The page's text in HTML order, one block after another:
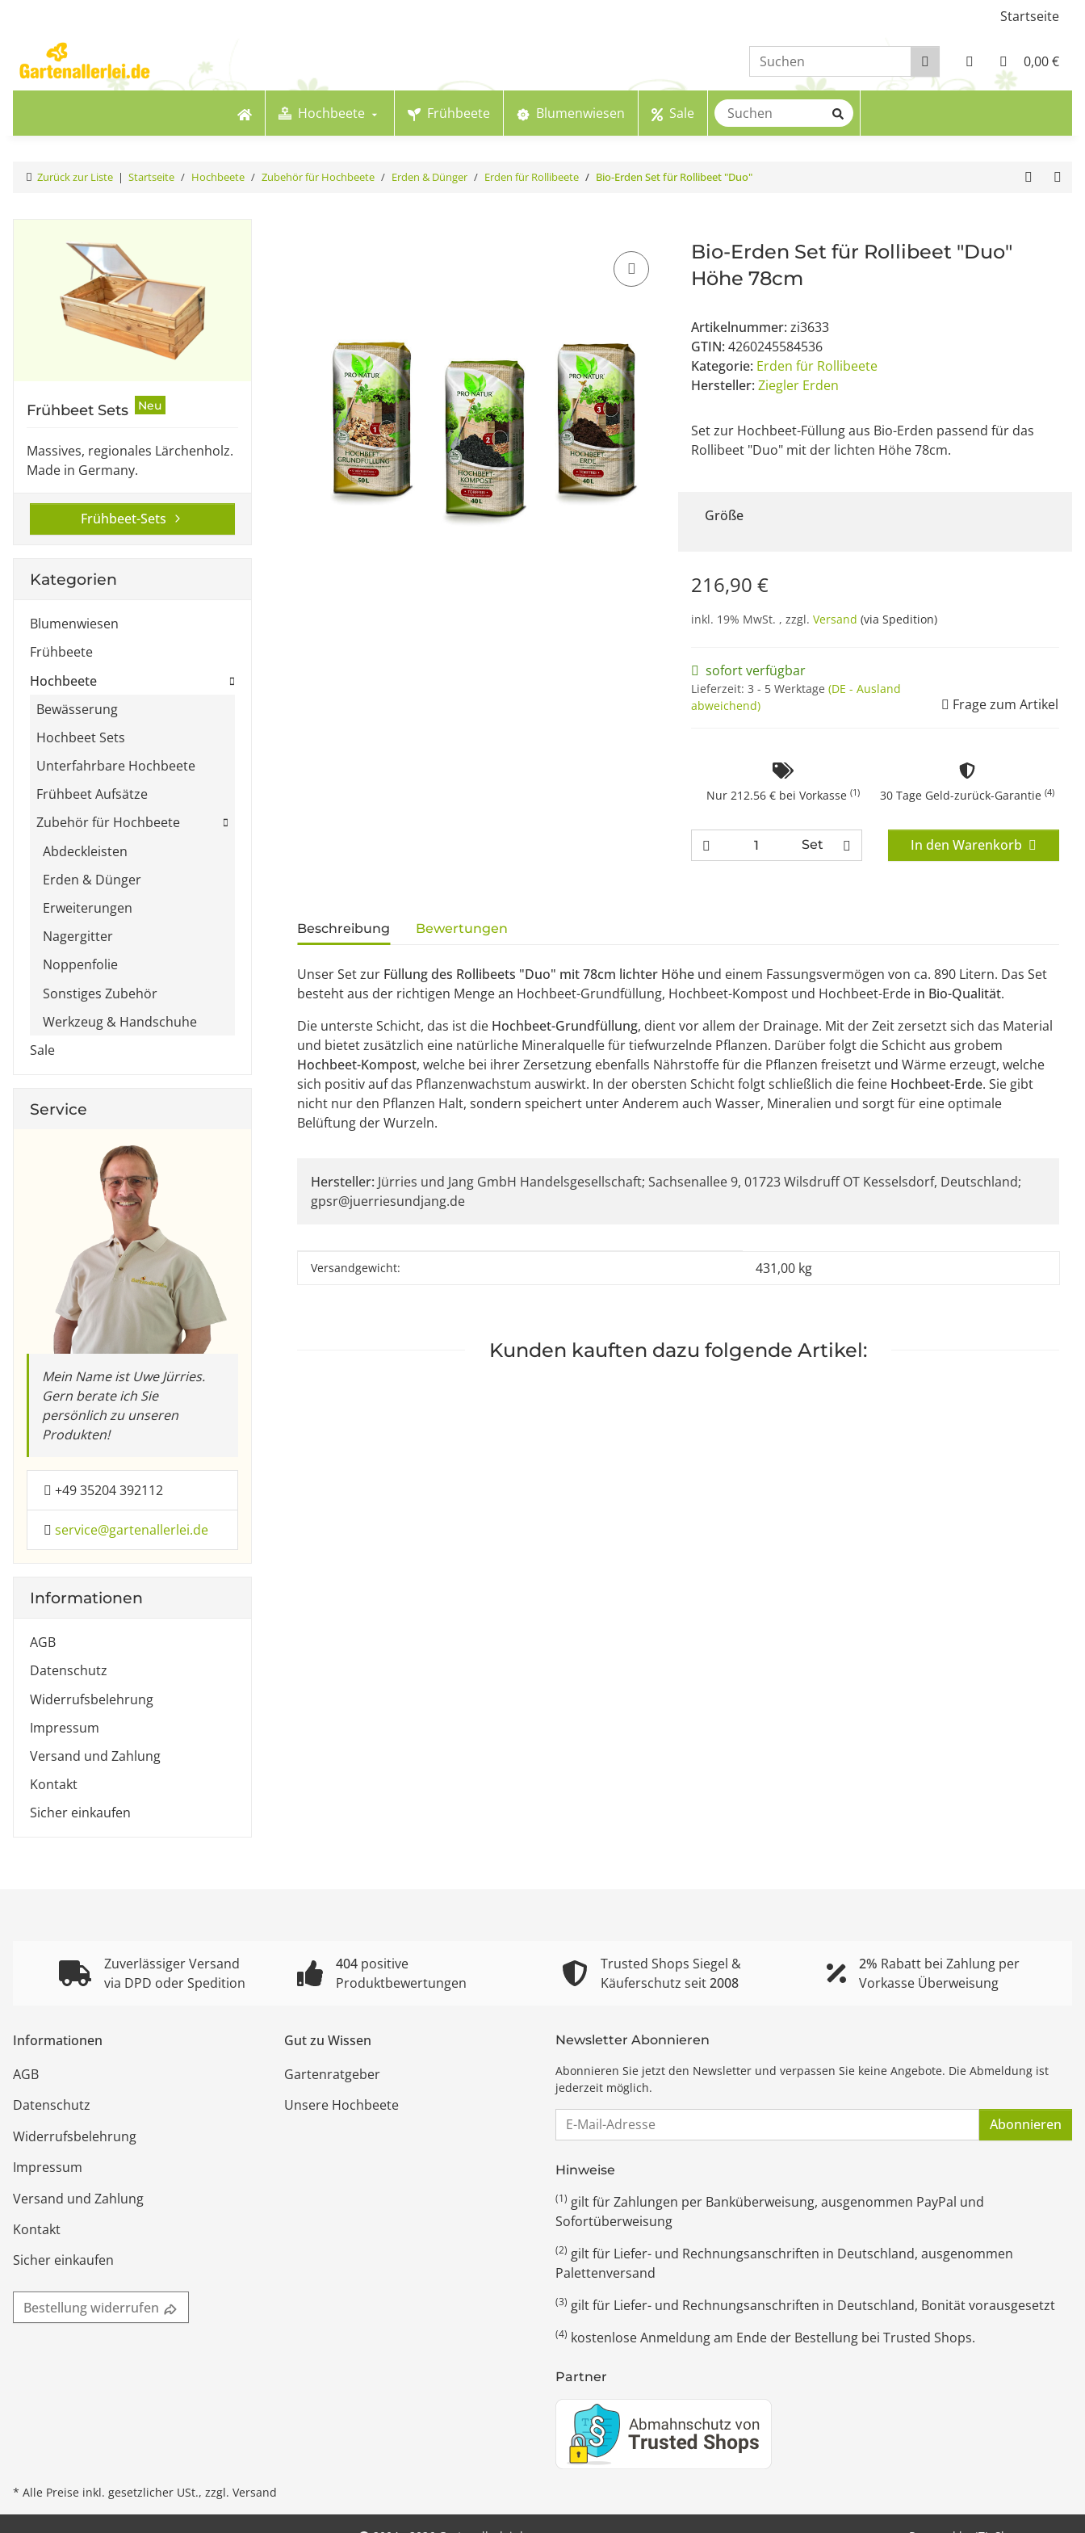
Startseite
0,00 €
Hochbeete Frühbeete Blumenwiesen Sale
Zurück zur Liste Startseite Hochbeete Zubehör für Hochbeete Erden & Dünger Erden für Rollibeete Bio-Erden Set für Rollibeet "Duo"
Bio-Erden Set für Rollibeet "Duo"
Höhe 78cm
Artikelnummer: zi3633
GTIN: 4260245584536
Kategorie: Erden für Rollibeete
Hersteller: Ziegler Erden
Set zur Hochbeet-Füllung aus Bio-Erden passend für das
Rollibeet "Duo" mit der lichten Höhe 78cm.
Größe
216,90 €
inkl. 19% MwSt. , zzgl. Versand (via Spedition)
sofort verfügbar
Lieferzeit: 3 - 5 Werktage (DE - Ausland
abweichend)
Frage zum Artikel
Nur 212.56 € bei Vorkasse (1) 30 Tage Geld-zurück-Garantie (4)
Set In den Warenkorb
weitere Registerkarten anzeigen
Beschreibung Bewertungen
Unser Set zur Füllung des Rollibeets "Duo" mit 78cm lichter Höhe und einem Fassungsvermögen von ca. 890 Litern. Das Set
besteht aus der richtigen Menge an Hochbeet-Grundfüllung, Hochbeet-Kompost und Hochbeet-Erde in Bio-Qualität.
Die unterste Schicht, das ist die Hochbeet-Grundfüllung, dient vor allem der Drainage. Mit der Zeit zersetzt sich das Material
und bietet zusätzlich eine natürliche Mineralquelle für tiefwurzelnde Pflanzen. Darüber folgt die Schicht aus grobem
Hochbeet-Kompost, welche bei ihrer Zersetzung ebenfalls Nährstoffe für die Pflanzen freisetzt und Wärme erzeugt, welche
sich positiv auf das Pflanzenwachstum auswirkt. In der obersten Schicht folgt schließlich die feine Hochbeet-Erde. Sie gibt
nicht nur den Pflanzen Halt, sondern speichert unter Anderem auch Wasser, Mineralien und sorgt für eine optimale
Belüftung der Wurzeln.
Hersteller: Jürries und Jang GmbH Handelsgesellschaft; Sachsenallee 9, 01723 Wilsdruff OT Kesselsdorf, Deutschland;
gpsr@juerriesundjang.de
Produkteigenschaft
Wert
Versandgewicht: 431,00 kg
Kunden kauften dazu folgende Artikel:
Frühbeet Sets Neu
Massives, regionales Lärchenholz.
Made in Germany.
Frühbeet-Sets
Kategorien
Blumenwiesen
Frühbeete
Hochbeete
Bewässerung
Hochbeet Sets
Unterfahrbare Hochbeete
Frühbeet Aufsätze
Zubehör für Hochbeete
Abdeckleisten
Erden & Dünger
Erweiterungen
Nagergitter
Noppenfolie
Sonstiges Zubehör
Werkzeug & Handschuhe
Sale
Service
Mein Name ist Uwe Jürries.
Gern berate ich Sie
persönlich zu unseren
Produkten!
+49 35204 392112
service@gartenallerlei.de
Informationen
AGB
Datenschutz
Widerrufsbelehrung
Impressum
Versand und Zahlung
Kontakt
Sicher einkaufen
Zuverlässiger Versand
via DPD oder Spedition
404 positive
Produktbewertungen
Trusted Shops Siegel &
Käuferschutz seit2008
2% Rabatt bei Zahlung per
Vorkasse Überweisung
Informationen
AGB
Datenschutz
Widerrufsbelehrung
Impressum
Versand und Zahlung
Kontakt
Sicher einkaufen
Bestellung widerrufen
Gut zu Wissen
Gartenratgeber
Unsere Hochbeete
Newsletter Abonnieren
Abonnieren Sie jetzt den Newsletter und verpassen Sie keine Angebote. Die Abmeldung ist
jederzeit möglich.
E-Mail-Adresse Abonnieren
Hinweise
(1) gilt für Zahlungen per Banküberweisung, ausgenommen PayPal und
Sofortüberweisung
(2) gilt für Liefer- und Rechnungsanschriften in Deutschland, ausgenommen
Palettenversand
(3) gilt für Liefer- und Rechnungsanschriften in Deutschland, Bonität vorausgesetzt
(4) kostenlose Anmeldung am Ende der Bestellung bei Trusted Shops.
Partner
* Alle Preise inkl. gesetzlicher USt., zzgl. Versand